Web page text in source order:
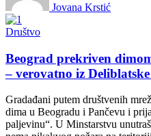
Jovana Krstić
Društvo
Beograd prekriven
– verovatno iz
Gradađani putem društvenih
dima u Beogradu i Pančevu i
paljevinu“. U Minstarstvu